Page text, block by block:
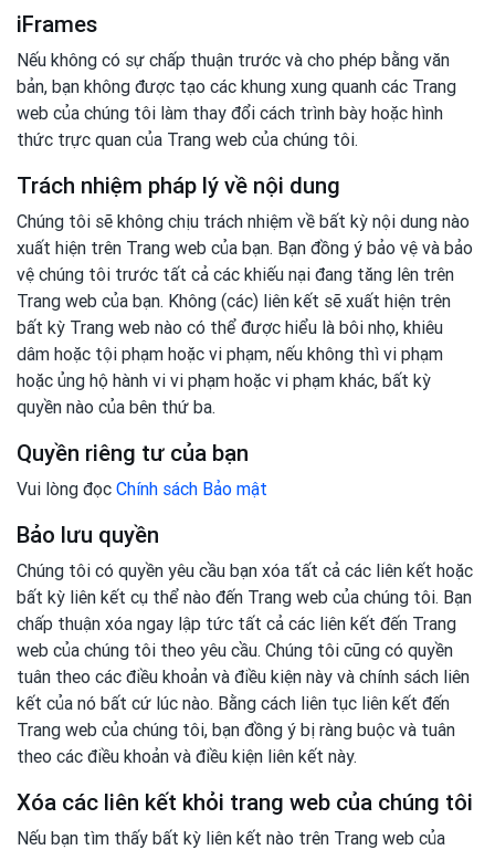
iFrames
Nếu không có sự chấp thuận trước và cho phép bằng văn
bản, bạn không được tạo các khung xung quanh các Trang
web của chúng tôi làm thay đổi cách trình bày hoặc hình
thức trực quan của Trang web của chúng tôi.
Trách nhiệm pháp lý về nội dung
Chúng tôi sẽ không chịu trách nhiệm về bất kỳ nội dung nào
xuất hiện trên Trang web của bạn. Bạn đồng ý bảo vệ và bảo
vệ chúng tôi trước tất cả các khiếu nại đang tăng lên trên
Trang web của bạn. Không (các) liên kết sẽ xuất hiện trên
bất kỳ Trang web nào có thể được hiểu là bôi nhọ, khiêu
dâm hoặc tội phạm hoặc vi phạm, nếu không thì vi phạm
hoặc ủng hộ hành vi vi phạm hoặc vi phạm khác, bất kỳ
quyền nào của bên thứ ba.
Quyền riêng tư của bạn
Vui lòng đọc Chính sách Bảo mật
Bảo lưu quyền
Chúng tôi có quyền yêu cầu bạn xóa tất cả các liên kết hoặc
bất kỳ liên kết cụ thể nào đến Trang web của chúng tôi. Bạn
chấp thuận xóa ngay lập tức tất cả các liên kết đến Trang
web của chúng tôi theo yêu cầu. Chúng tôi cũng có quyền
tuân theo các điều khoản và điều kiện này và chính sách liên
kết của nó bất cứ lúc nào. Bằng cách liên tục liên kết đến
Trang web của chúng tôi, bạn đồng ý bị ràng buộc và tuân
theo các điều khoản và điều kiện liên kết này.
Xóa các liên kết khỏi trang web của chúng tôi
Nếu bạn tìm thấy bất kỳ liên kết nào trên Trang web của